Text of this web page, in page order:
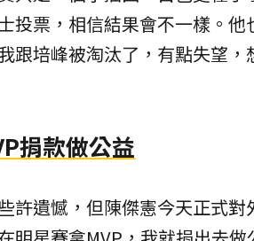
投票，相信結果會不一樣。
跟培峰被淘汰了，有點失望，
捐款做公益
許遺憾，但陳傑憲今天正式對